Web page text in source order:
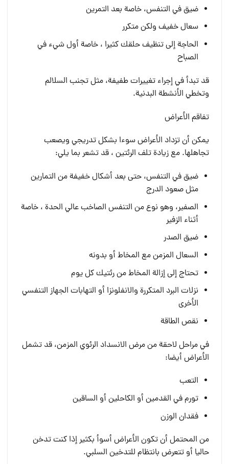
ضيق في التنفس، خاصة بعد التمرين
سعال خفيف ولكن متكرر
الحاجة إلى تنظيف حلقك كثيرا ، خاصة أول شيء في
الصباح
قد تبدأ في إجراء تغييرات طفيفة، مثل تجنب السلالم
وتخطي الأنشطة البدنية.
تفاقم الأعراض
يمكن أن تزداد الأعراض سوءا بشكل تدريجي ويصعب
تجاهلها. مع زيادة تلف الرئتين ، قد تشعر بما يلي:
ضيق في التنفس، حتى بعد أشكال خفيفة من التمارين
مثل صعود الدرج
الصفير، وهو نوع من التنفس الصاخب عالي الحدة ، خاصة
أثناء الزفير
ضيق الصدر
السعال المزمن مع المخاط أو بدونه
تحتاج إلى إزالة المخاط من رئتيك كل يوم
نزلات البرد المتكررة والانفلونزا أو التهابات الجهاز التنفسي
الأخرى
نقص الطاقة
في مراحل لاحقة من مرض الانسداد الرئوي المزمن، قد تشمل
الأعراض أيضا:
التعب
تورم في القدمين أو الكاحلين أو الساقين
فقدان الوزن
من المحتمل أن تكون الأعراض أسوأ بكثير إذا كنت تدخن
حاليا أو تتعرض بانتظام للتدخين السلبي.